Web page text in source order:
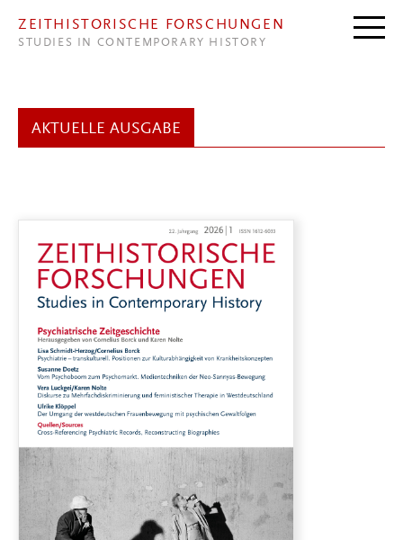
ZEITHISTORISCHE FORSCHUNGEN
STUDIES IN CONTEMPORARY HISTORY
AKTUELLE AUSGABE